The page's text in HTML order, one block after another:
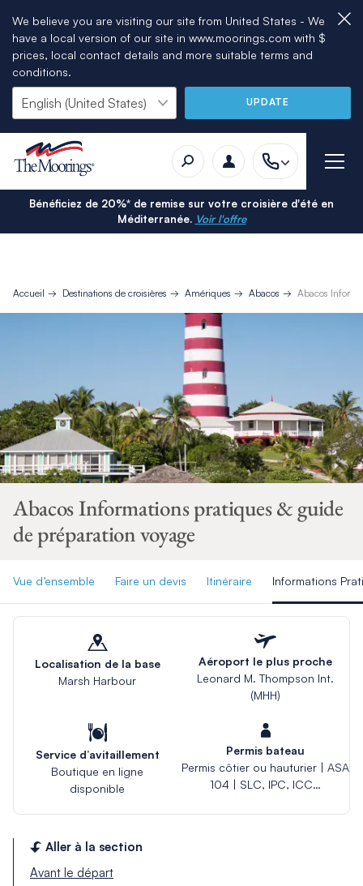
We believe you are visiting our site from United States - We
have a local version of our site in www.moorings.com with $
prices, local contact details and more suitable terms and
conditions.
UPDATE
Bénéficiez de 20%* de remise sur votre croisière d'été en
Méditerranée. Voir l'offre
Accueil Destinations de croisières Amériques Abacos Abacos
Abacos Informations pratiques & guide
de préparation voyage
Vue d’ensemble Faire un devis Itinéraire Informations
Localisation de la base
Marsh Harbour
Aéroport le plus proche
Leonard M. Thompson Int.
(MHH)
Service d’avitaillement
Boutique en ligne
disponible
Permis bateau
Permis côtier ou hauturier | ASA
104 | SLC, IPC, ICC…
Aller à la section
Avant le départ